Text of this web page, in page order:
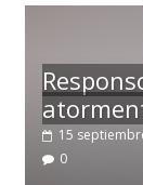
2 noviembre,
0